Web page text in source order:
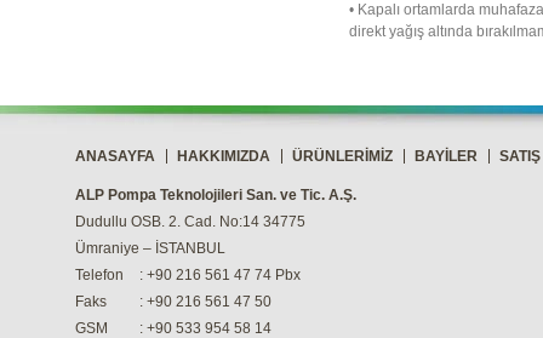
• Kapalı ortamlarda
direkt yağış altında
ANASAYFA HAKKIMIZDA ÜRÜNLERİMİZ BAYİLER
ALP Pompa Teknolojileri San. ve Tic. A.Ş.
Dudullu OSB. 2. Cad. No:14 34775
Ümraniye – İSTANBUL
Telefon
: +90 216 561 47 74 Pbx
Faks
: +90 216 561 47 50
GSM
: +90 533 954 58 14